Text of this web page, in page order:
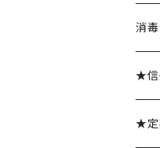
消毒
★信
★定